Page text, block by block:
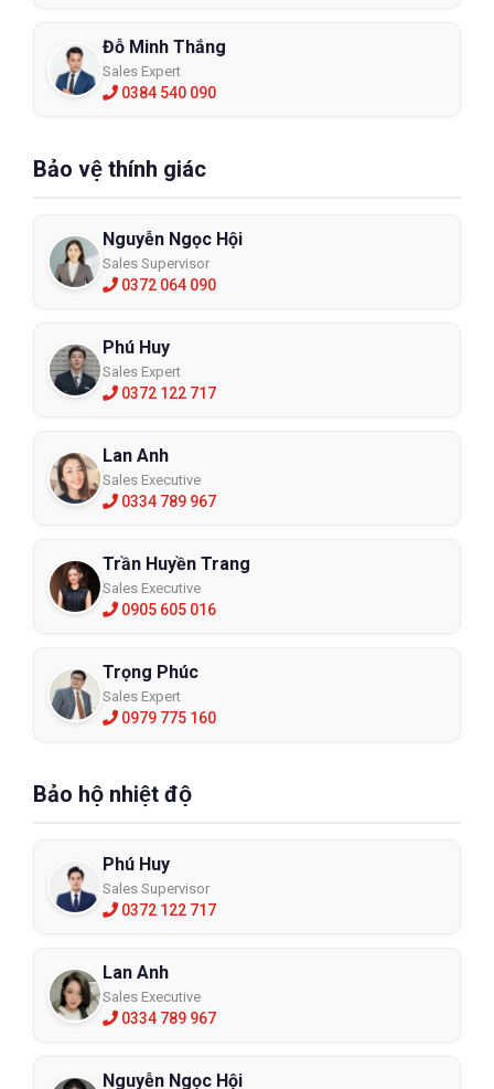
Đỗ Minh Thắng
Sales Expert
0384 540 090
Bảo vệ thính giác
Nguyễn Ngọc Hội
Sales Supervisor
0372 064 090
Phú Huy
Sales Expert
0372 122 717
Lan Anh
Sales Executive
0334 789 967
Trần Huyền Trang
Sales Executive
0905 605 016
Trọng Phúc
Sales Expert
0979 775 160
Bảo hộ nhiệt độ
Phú Huy
Sales Supervisor
0372 122 717
Lan Anh
Sales Executive
0334 789 967
Nguyễn Ngọc Hội